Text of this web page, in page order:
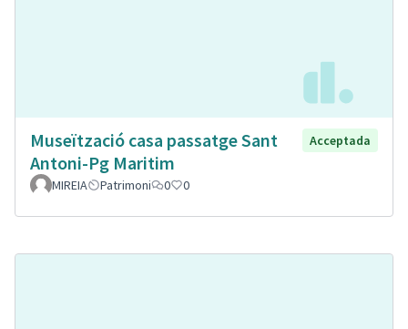
Museïtzació casa passatge Sant
Antoni-Pg Maritim
Acceptada
MIREIA Patrimoni 0 0